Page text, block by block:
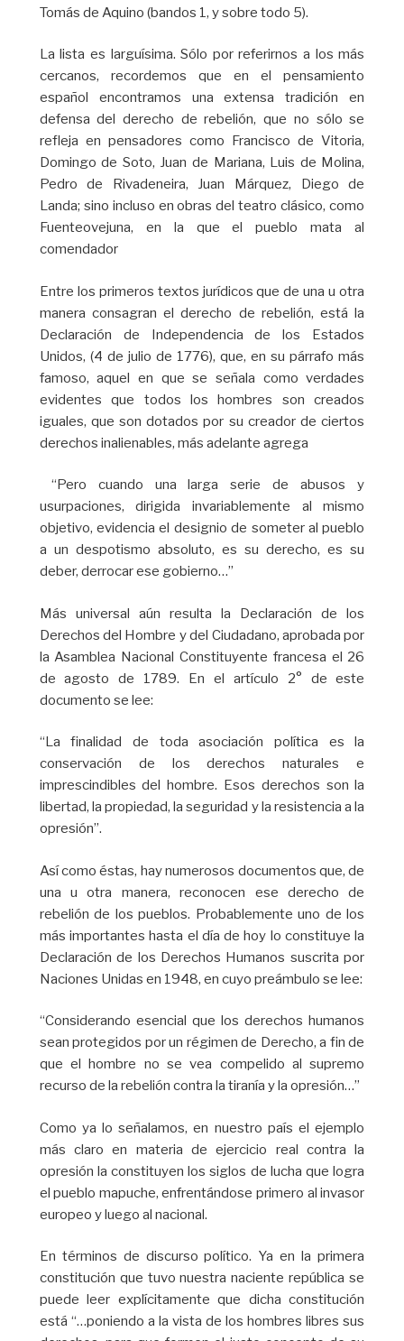
Tomás de Aquino (bandos 1, y sobre todo 5).
La lista es larguísima. Sólo por referirnos a los más
cercanos, recordemos que en el pensamiento
español encontramos una extensa tradición en
defensa del derecho de rebelión, que no sólo se
refleja en pensadores como Francisco de Vitoria,
Domingo de Soto, Juan de Mariana, Luis de Molina,
Pedro de Rivadeneira, Juan Márquez, Diego de
Landa; sino incluso en obras del teatro clásico, como
Fuenteovejuna, en la que el pueblo mata al
comendador
Entre los primeros textos jurídicos que de una u otra
manera consagran el derecho de rebelión, está la
Declaración de Independencia de los Estados
Unidos, (4 de julio de 1776), que, en su párrafo más
famoso, aquel en que se señala como verdades
evidentes que todos los hombres son creados
iguales, que son dotados por su creador de ciertos
derechos inalienables, más adelante agrega
“Pero cuando una larga serie de abusos y
usurpaciones, dirigida invariablemente al mismo
objetivo, evidencia el designio de someter al pueblo
a un despotismo absoluto, es su derecho, es su
deber, derrocar ese gobierno…”
Más universal aún resulta la Declaración de los
Derechos del Hombre y del Ciudadano, aprobada por
la Asamblea Nacional Constituyente francesa el 26
de agosto de 1789. En el artículo 2° de este
documento se lee:
“La finalidad de toda asociación política es la
conservación de los derechos naturales e
imprescindibles del hombre. Esos derechos son la
libertad, la propiedad, la seguridad y la resistencia a la
opresión”.
Así como éstas, hay numerosos documentos que, de
una u otra manera, reconocen ese derecho de
rebelión de los pueblos. Probablemente uno de los
más importantes hasta el día de hoy lo constituye la
Declaración de los Derechos Humanos suscrita por
Naciones Unidas en 1948, en cuyo preámbulo se lee:
“Considerando esencial que los derechos humanos
sean protegidos por un régimen de Derecho, a fin de
que el hombre no se vea compelido al supremo
recurso de la rebelión contra la tiranía y la opresión…”
Como ya lo señalamos, en nuestro país el ejemplo
más claro en materia de ejercicio real contra la
opresión la constituyen los siglos de lucha que logra
el pueblo mapuche, enfrentándose primero al invasor
europeo y luego al nacional.
En términos de discurso político. Ya en la primera
constitución que tuvo nuestra naciente república se
puede leer explícitamente que dicha constitución
está “…poniendo a la vista de los hombres libres sus